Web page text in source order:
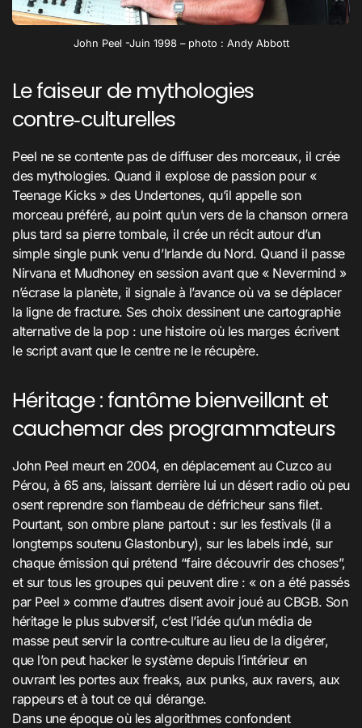
John Peel -Juin 1998 – photo : Andy Abbott
Le faiseur de mythologies
contre‑culturelles
Peel ne se contente pas de diffuser des morceaux, il crée
des mythologies. Quand il explose de passion pour «
Teenage Kicks » des Undertones, qu’il appelle son
morceau préféré, au point qu’un vers de la chanson ornera
plus tard sa pierre tombale, il crée un récit autour d’un
simple single punk venu d’Irlande du Nord. Quand il passe
Nirvana et Mudhoney en session avant que « Nevermind »
n’écrase la planète, il signale à l’avance où va se déplacer
la ligne de fracture. Ses choix dessinent une cartographie
alternative de la pop : une histoire où les marges écrivent
le script avant que le centre ne le récupère.
Héritage : fantôme bienveillant et
cauchemar des programmateurs
John Peel meurt en 2004, en déplacement au Cuzco au
Pérou, à 65 ans, laissant derrière lui un désert radio où peu
osent reprendre son flambeau de défricheur sans filet.
Pourtant, son ombre plane partout : sur les festivals (il a
longtemps soutenu Glastonbury), sur les labels indé, sur
chaque émission qui prétend “faire découvrir des choses”,
et sur tous les groupes qui peuvent dire : « on a été passés
par Peel » comme d’autres disent avoir joué au CBGB. Son
héritage le plus subversif, c’est l’idée qu’un média de
masse peut servir la contre‑culture au lieu de la digérer,
que l’on peut hacker le système depuis l’intérieur en
ouvrant les portes aux freaks, aux punks, aux ravers, aux
rappeurs et à tout ce qui dérange.
Dans une époque où les algorithmes confondent